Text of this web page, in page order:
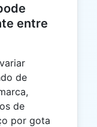
entre
de
de
por gota